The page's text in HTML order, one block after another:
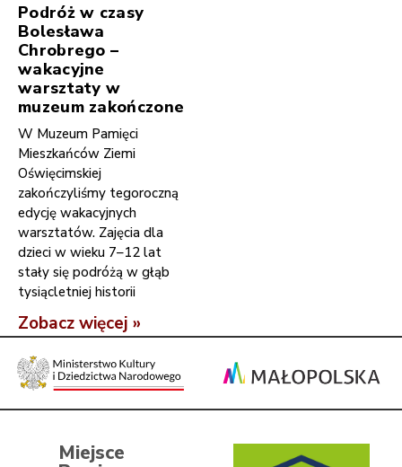
Podróż w czasy
Bolesława
Chrobrego –
wakacyjne
warsztaty w
muzeum zakończone
W Muzeum Pamięci
Mieszkańców Ziemi
Oświęcimskiej
zakończyliśmy tegoroczną
edycję wakacyjnych
warsztatów. Zajęcia dla
dzieci w wieku 7–12 lat
stały się podróżą w głąb
tysiącletniej historii
Zobacz więcej »
Miejsce